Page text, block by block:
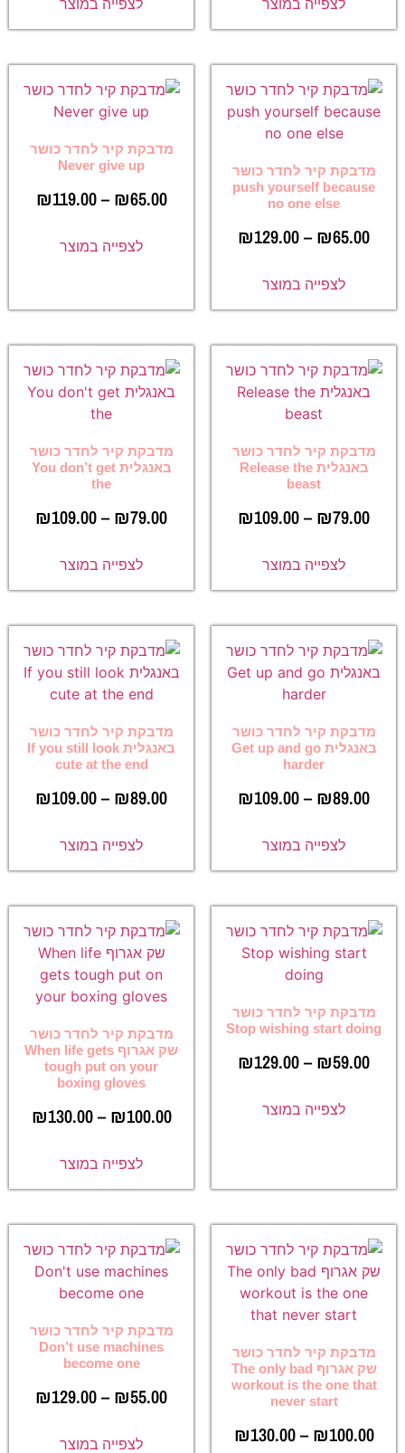
לצפייה במוצר לצפייה במוצר
מדבקת קיר לחדר כושר
push yourself because
no one else
₪65.00
–
₪129.00
לצפייה במוצר
מדבקת קיר לחדר כושר
Never give up
₪65.00
–
₪119.00
לצפייה במוצר
מדבקת קיר לחדר כושר
באנגלית Release the
beast
₪79.00
–
₪109.00
לצפייה במוצר
מדבקת קיר לחדר כושר
באנגלית You don’t get
the
₪79.00
–
₪109.00
לצפייה במוצר
מדבקת קיר לחדר כושר
באנגלית Get up and go
harder
₪89.00
–
₪109.00
לצפייה במוצר
מדבקת קיר לחדר כושר
באנגלית If you still look
cute at the end
₪89.00
–
₪109.00
לצפייה במוצר
מדבקת קיר לחדר כושר
Stop wishing start doing
₪59.00
–
₪129.00
לצפייה במוצר
מדבקת קיר לחדר כושר
שק אגרוף When life gets
tough put on your
boxing gloves
₪100.00
–
₪130.00
לצפייה במוצר
מדבקת קיר לחדר כושר
שק אגרוף The only bad
workout is the one that
never start
₪100.00
–
₪130.00
מדבקת קיר לחדר כושר
Don’t use machines
become one
₪55.00
–
₪129.00
לצפייה במוצר